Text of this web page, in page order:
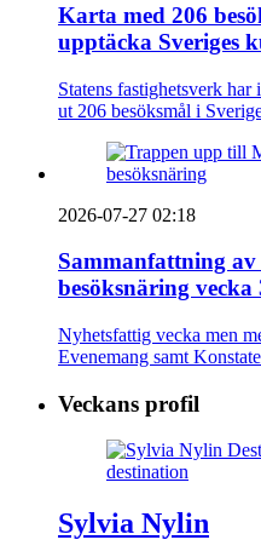
Karta med 206
upptäcka Sveriges
Statens fastighetsverk har
ut 206 besöksmål i
2026-07-27 02:18
Sammanfattning av
besöksnäring vecka
Nyhetsfattig vecka men
Evenemang samt
Veckans profil
Sylvia Nylin